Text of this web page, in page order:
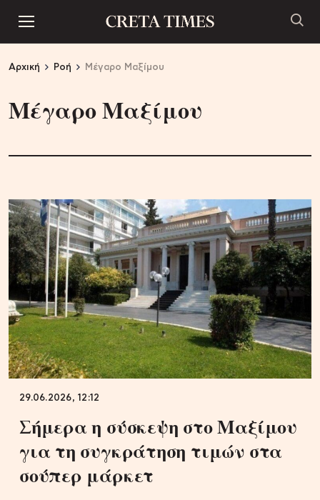
Αρχική Ροή Μέγαρο Μαξίμου
Μέγαρο Μαξίμου
29.06.2026, 12:12
Σήμερα η σύσκεψη στο Μαξίμου
για τη συγκράτηση τιμών στα
σούπερ μάρκετ